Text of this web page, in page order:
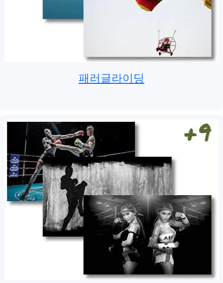
패러글라이딩